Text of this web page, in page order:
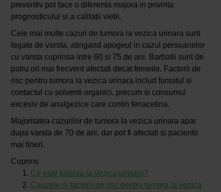
preventiv pot face o diferenta majora in privinta
prognosticului si a calitatii vietii.
Cele mai multe cazuri de tumora la vezica urinara sunt
legate de varsta, atingand apogeul in cazul persoanelor
cu varsta cuprinsa intre 60 si 75 de ani. Barbatii sunt de
patru ori mai frecvent afectati decat femeile. Factorii de
risc pentru tumora la vezica urinara includ fumatul si
contactul cu solventi organici, precum si consumul
excesiv de analgezice care contin fenacetina.
Majoritatea cazurilor de tumora la vezica urinara apar
dupa varsta de 70 de ani, dar pot fi afectati si pacientii
mai tineri.
Cuprins
Ce este tumora la vezica urinara?
Cauzele si factorii de risc pentru tumora la vezica